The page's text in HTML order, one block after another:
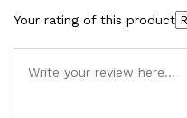
Your rating of this product